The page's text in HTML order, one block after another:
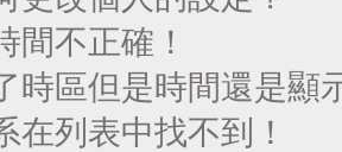
間不正確！
時區但是時間還是顯
在列表中找不到！